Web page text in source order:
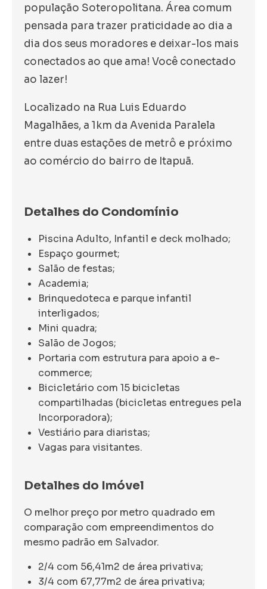
população Soteropolitana. Área comum
pensada para trazer praticidade ao dia a
dia dos seus moradores e deixar-los mais
conectados ao que ama! Você conectado
ao lazer!
Localizado na Rua Luis Eduardo
Magalhães, a 1km da Avenida Paralela
entre duas estações de metrô e próximo
ao comércio do bairro de Itapuã.
Detalhes do Condomínio
Piscina Adulto, Infantil e deck molhado;
Espaço gourmet;
Salão de festas;
Academia;
Brinquedoteca e parque infantil
interligados;
Mini quadra;
Salão de Jogos;
Portaria com estrutura para apoio a e-
commerce;
Bicicletário com 15 bicicletas
compartilhadas (bicicletas entregues pela
Incorporadora);
Vestiário para diaristas;
Vagas para visitantes.
Detalhes do Imóvel
O melhor preço por metro quadrado em
comparação com empreendimentos do
mesmo padrão em Salvador.
2/4 com 56,41m2 de área privativa;
3/4 com 67,77m2 de área privativa;